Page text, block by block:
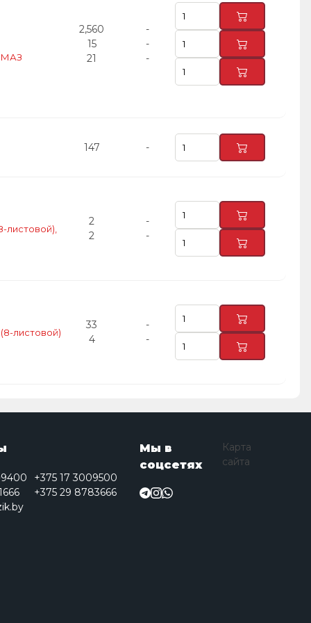
МАЗ
2,560
15
21
-
-
-
147 -
листовой),
2
2
-
-
листовой)
33
4
-
-
+375 17 3009500
+375 29 8783666
Мы в
соцсетях
Карта
сайта